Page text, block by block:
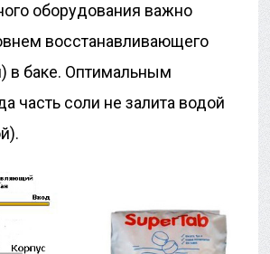
оборудования важно
восстанавливающего
в баке. Оптимальным
часть соли не залита водой